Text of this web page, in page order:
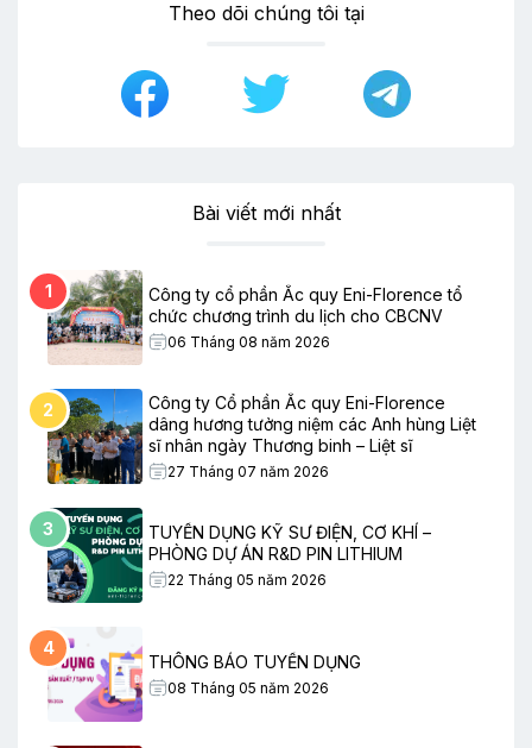
Theo dõi chúng tôi tại
Bài viết mới nhất
1
Công ty cổ phần Ắc quy Eni-Florence tổ
chức chương trình du lịch cho CBCNV
06 Tháng 08 năm 2026
2
Công ty Cổ phần Ắc quy Eni-Florence
dâng hương tưởng niệm các Anh hùng Liệt
sĩ nhân ngày Thương binh – Liệt sĩ
27 Tháng 07 năm 2026
3
TUYỂN DỤNG KỸ SƯ ĐIỆN, CƠ KHÍ –
PHÒNG DỰ ÁN R&D PIN LITHIUM
22 Tháng 05 năm 2026
4
THÔNG BÁO TUYỂN DỤNG
08 Tháng 05 năm 2026